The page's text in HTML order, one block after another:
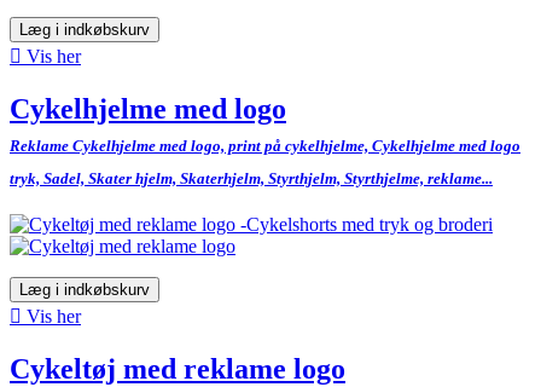
Læg i indkøbskurv
 Vis her
Cykelhjelme med logo
Reklame Cykelhjelme med logo, print på cykelhjelme, Cykelhjelme med logo
tryk, Sadel, Skater hjelm, Skaterhjelm, Styrthjelm, Styrthjelme, reklame...
Læg i indkøbskurv
 Vis her
Cykeltøj med reklame logo